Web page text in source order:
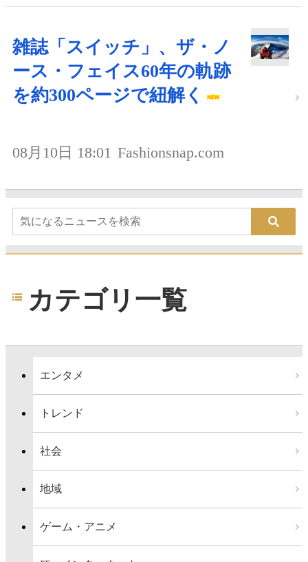
雑誌「スイッチ」、ザ・ノ
ース・フェイス60年の軌跡
を約300ページで紐解く
08月10日 18:01 Fashionsnap.com
カテゴリ一覧
エンタメ
トレンド
社会
地域
ゲーム・アニメ